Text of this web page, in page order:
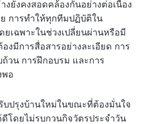
งยังคงสอดคล้องกันอย่างต่อเนื่อง
การทำให้ทุกทีมปฏิบัติใน
ยเฉพาะในช่วงเปลี่ยนผ่านหรือมี
งมีการสื่อสารอย่างละเอียด การ
วน การฝึกอบรม และการ
พอ
บปรุงบ้านใหม่ในขณะที่ต้องมั่นใจ
โดยไม่รบกวนกิจวัตรประจำวัน